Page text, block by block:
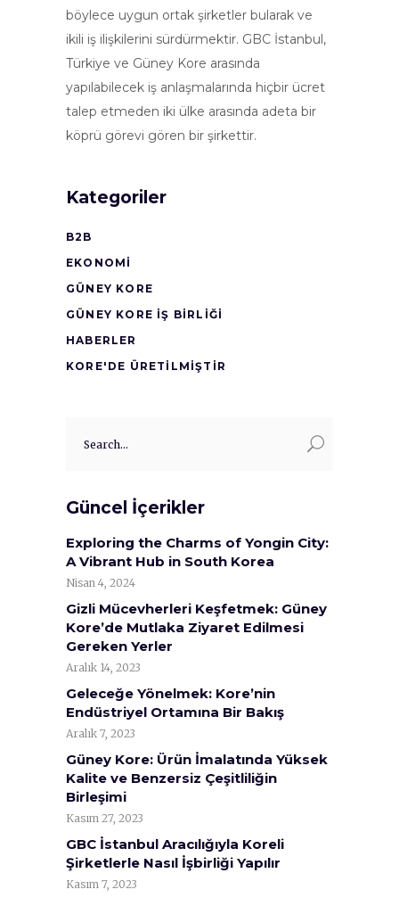
böylece uygun ortak şirketler bularak ve
ikili iş ilişkilerini sürdürmektir. GBC İstanbul,
Türkiye ve Güney Kore arasında
yapılabilecek iş anlaşmalarında hiçbir ücret
talep etmeden iki ülke arasında adeta bir
köprü görevi gören bir şirkettir.
Kategoriler
B2B
EKONOMI
GÜNEY KORE
GÜNEY KORE İŞ BİRLİĞİ
HABERLER
KORE'DE ÜRETİLMİŞTİR
for:
Güncel İçerikler
Exploring the Charms of Yongin City:
A Vibrant Hub in South Korea
Nisan 4, 2024
Gizli Mücevherleri Keşfetmek: Güney
Kore’de Mutlaka Ziyaret Edilmesi
Gereken Yerler
Aralık 14, 2023
Geleceğe Yönelmek: Kore’nin
Endüstriyel Ortamına Bir Bakış
Aralık 7, 2023
Güney Kore: Ürün İmalatında Yüksek
Kalite ve Benzersiz Çeşitliliğin
Birleşimi
Kasım 27, 2023
GBC İstanbul Aracılığıyla Koreli
Şirketlerle Nasıl İşbirliği Yapılır
Kasım 7, 2023